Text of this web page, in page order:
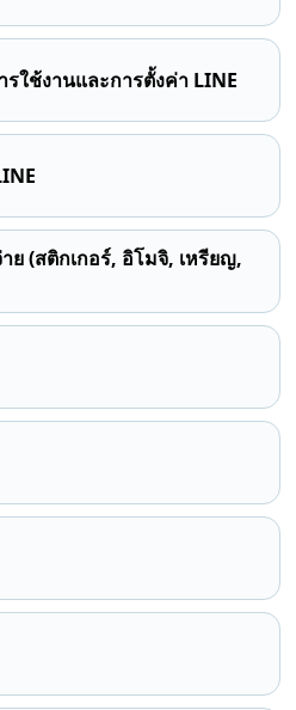
ใช้งานและการตั้งค่า LINE
ย (สติกเกอร์, อิโมจิ, เหรียญ,